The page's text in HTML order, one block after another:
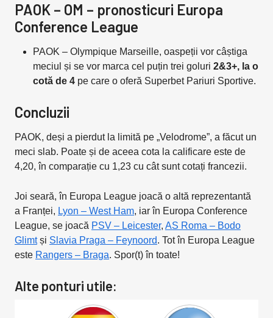
PAOK – OM – pronosticuri Europa
Conference League
PAOK – Olympique Marseille, oaspeții vor câștiga
meciul și se vor marca cel puțin trei goluri 2&3+, la o
cotă de 4 pe care o oferă Superbet Pariuri Sportive.
Concluzii
PAOK, deși a pierdut la limită pe „Velodrome”, a făcut un
meci slab. Poate și de aceea cota la calificare este de
4,20, în comparație cu 1,23 cu cât sunt cotați francezii.
Joi seară, în Europa League joacă o altă reprezentantă
a Franței, Lyon – West Ham, iar în Europa Conference
League, se joacă PSV – Leicester, AS Roma – Bodo
Glimtși Slavia Praga – Feynoord. Tot în Europa League
este Rangers – Braga. Spor(t) în toate!
Alte ponturi utile: